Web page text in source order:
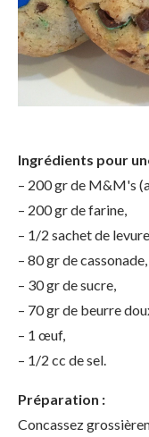
Ingrédients pour
– 200 gr de M&M's
– 200 gr de farine,
– 1/2 sachet de
– 80 gr de cassonade,
– 30 gr de sucre,
– 70 gr de beurre
– 1 œuf,
– 1/2 cc de sel.
Préparation :
Concassez